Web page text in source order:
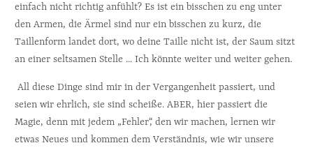
einfach nicht richtig anfühlt? Es ist ein bisschen zu eng unter
den Armen, die Ärmel sind nur ein bisschen zu kurz, die
Taillenform landet dort, wo deine Taille nicht ist, der Saum sitzt
an einer seltsamen Stelle ... Ich könnte weiter und weiter gehen.
All diese Dinge sind mir in der Vergangenheit passiert, und
seien wir ehrlich, sie sind scheiße. ABER, hier passiert die
Magie, denn mit jedem „Fehler“, den wir machen, lernen wir
etwas Neues und kommen dem Verständnis, wie wir unsere